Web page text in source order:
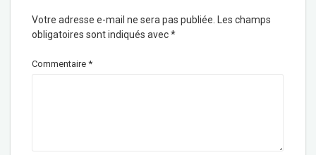
Votre adresse e-mail ne sera pas publiée. Les champs
obligatoires sont indiqués avec*
Commentaire *